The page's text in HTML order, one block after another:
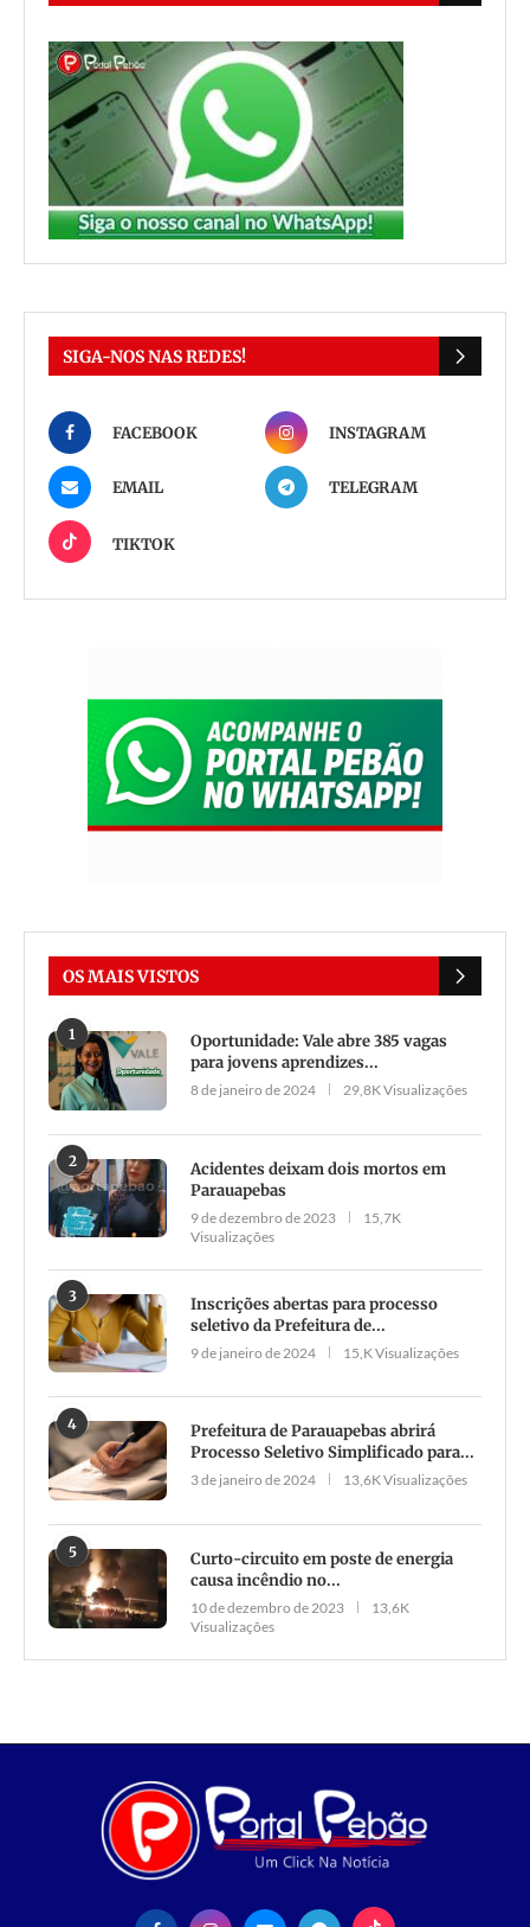
SIGA-NOS NAS REDES!
FACEBOOK INSTAGRAM
EMAIL TELEGRAM
TIKTOK
OS MAIS VISTOS
1
Oportunidade: Vale abre 385 vagas
para jovens aprendizes...
8 de janeiro de 2024 29,8K Visualizações
2
Acidentes deixam dois mortos em
Parauapebas
9 de dezembro de 2023
15,7K
Visualizações
3
Inscrições abertas para processo
seletivo da Prefeitura de...
9 de janeiro de 2024 15,K Visualizações
4
Prefeitura de Parauapebas abrirá
Processo Seletivo Simplificado para...
3 de janeiro de 2024 13,6K Visualizações
5
Curto-circuito em poste de energia
causa incêndio no...
10 de dezembro de 2023
13,6K
Visualizações